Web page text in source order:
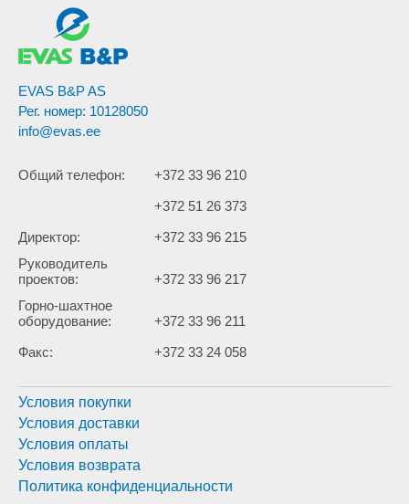
EVAS B&P AS
Рег. номер: 10128050
info@evas.ee
Общий телефон:
+372 33 96 210
+372 51 26 373
Директор:
+372 33 96 215
Руководитель
проектов:
+372 33 96 217
Горно-шахтное
оборудование:
+372 33 96 211
Факс:
+372 33 24 058
Условия покупки
Условия доставки
Условия оплаты
Условия возврата
Политика конфиденциальности